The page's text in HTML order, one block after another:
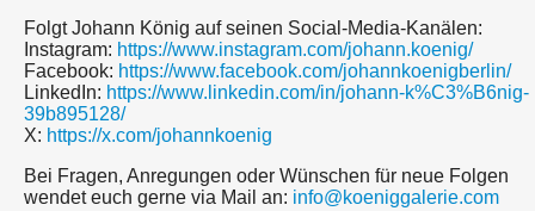
Folgt Johann König auf seinen Social-Media-Kanälen:
Instagram: https://www.instagram.com/johann.koenig/
Facebook: https://www.facebook.com/johannkoenigberlin/
LinkedIn: https://www.linkedin.com/in/johann-k%C3%B6nig-
39b895128/
X: https://x.com/johannkoenig
Bei Fragen, Anregungen oder Wünschen für neue Folgen
wendet euch gerne via Mail an: info@koeniggalerie.com